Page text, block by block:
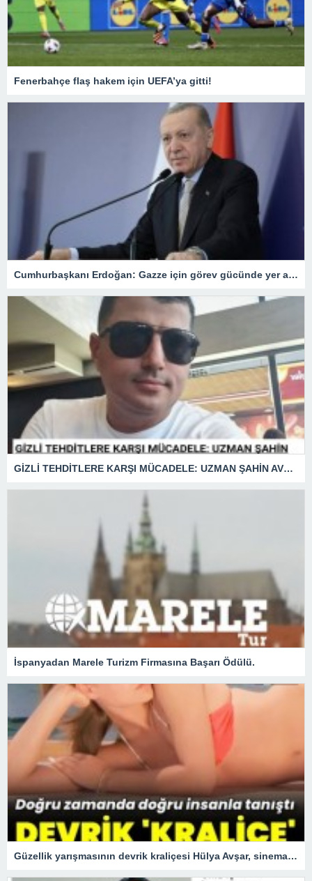
Fenerbahçe flaş hakem için UEFA’ya gitti!
Cumhurbaşkanı Erdoğan: Gazze için görev gücünde yer alacağız.
GİZLİ TEHDİTLERE KARŞI MÜCADELE: UZMAN ŞAHİN AVŞAR ANLATIYOR – “İSTİHBARATA KARŞI KOYMADAN VAZGEÇMEK, KAPINIZI AÇIK BIRAKMAK GİBİDİR!”
İspanyadan Marele Turizm Firmasına Başarı Ödülü.
Güzellik yarışmasının devrik kraliçesi Hülya Avşar, sinemanın kraliçesi oldu.